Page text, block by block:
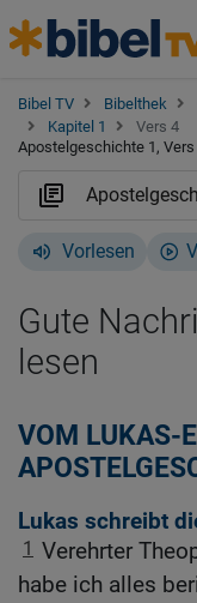
Bibel TV Bibelthek
Kapitel 1
Vers 4
Apostelgeschichte 1, Vers
Vorlesen
Gute
lesen
VOM LUKAS-
Lukas schreibt
1 Verehrter
habe ich alles